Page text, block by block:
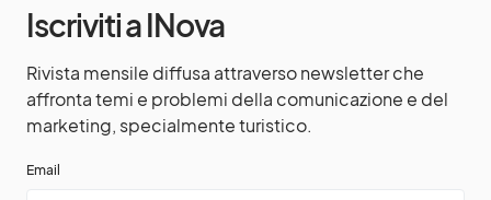
Iscriviti a INova
Rivista mensile diffusa attraverso newsletter che
affronta temi e problemi della comunicazione e del
marketing, specialmente turistico.
Email